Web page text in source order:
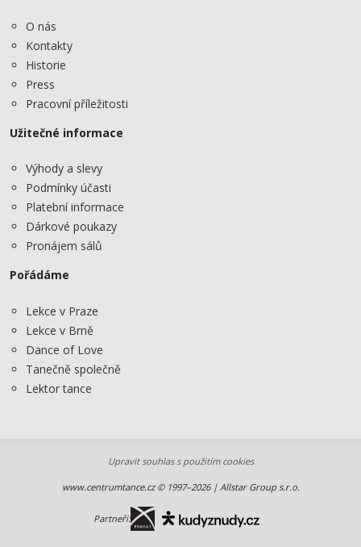
O nás
Kontakty
Historie
Press
Pracovní příležitosti
Užitečné informace
Výhody a slevy
Podmínky účasti
Platební informace
Dárkové poukazy
Pronájem sálů
Pořádáme
Lekce v Praze
Lekce v Brně
Dance of Love
Tanečně společně
Lektor tance
Upravit souhlas s použitím cookies
www.centrumtance.cz © 1997–2026 | Allstar Group s.r.o.
Partneři: